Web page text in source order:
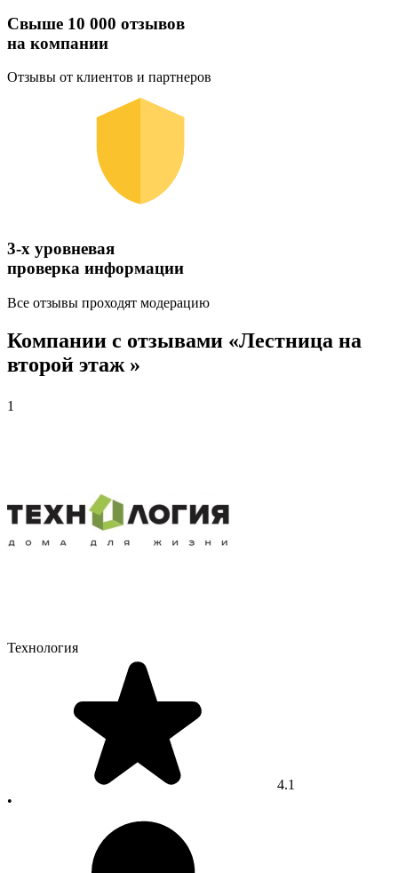
Свыше 10 000 отзывов
на компании
Отзывы от клиентов и партнеров
3-х уровневая
проверка информации
Все отзывы проходят модерацию
Компании с отзывами «Лестница на
второй этаж »
1
Технология
4.1
•